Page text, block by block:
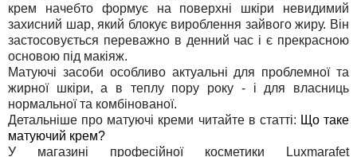
крем начебто формує на поверхні шкіри невидимий
захисний шар, який блокує вироблення зайвого жиру. Він
застосовується переважно в денний час і є прекрасною
основою під макіяж.
Матуючі засоби особливо актуальні для проблемної та
жирної шкіри, а в теплу пору року - і для власниць
нормальної та комбінованої.
Детальніше про матуючі креми читайте в статті: Що таке
матуючий крем?
У магазині професійної косметики Luxmarafet